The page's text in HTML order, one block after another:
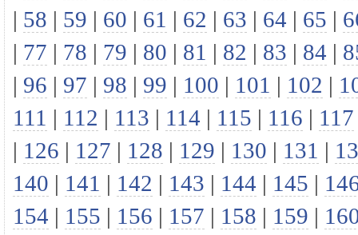
| 58 | 59 | 60 | 61 | 62 | 63 | 64 | 65 |
| 77 | 78 | 79 | 80 | 81 | 82 | 83 | 84 |
| 96 | 97 | 98 | 99 | 100 | 101 | 102 |
111 | 112 | 113 | 114 | 115 | 116 | 117
| 126 | 127 | 128 | 129 | 130 | 131 |
140 | 141 | 142 | 143 | 144 | 145 |
154 | 155 | 156 | 157 | 158 | 159 |